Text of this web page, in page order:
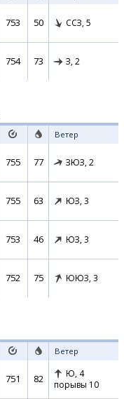
753 50 ССЗ, 5
754 73 З, 2
Ветер
755 77 ЗЮЗ, 2
755 63 ЮЗ, 3
753 46 ЮЗ, 3
752 75 ЮЮЗ, 3
Ветер
751 82 Ю, 4
порывы 10